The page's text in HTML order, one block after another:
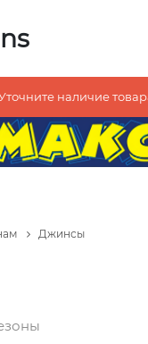
наличие
Джинсы